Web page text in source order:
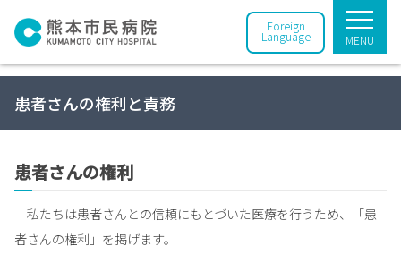
Foreign
Language MENU
患者さんの権利と責務
患者さんの権利
私たちは患者さんとの信頼にもとづいた医療を行うため、「患
者さんの権利」を掲げます。